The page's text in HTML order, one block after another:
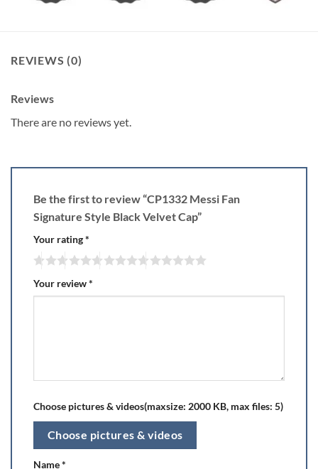
REVIEWS (0)
Reviews
There are no reviews yet.
Be the first to review “CP1332 Messi Fan
Signature Style Black Velvet Cap”
Your rating*
Your review*
Choose pictures & videos(maxsize: 2000 KB, max files: 5)
Choose pictures & videos
Name*